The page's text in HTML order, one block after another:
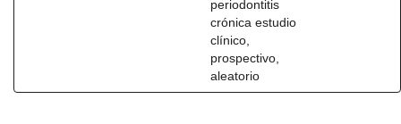
periodontitis
crónica estudio
clínico,
prospectivo,
aleatorio